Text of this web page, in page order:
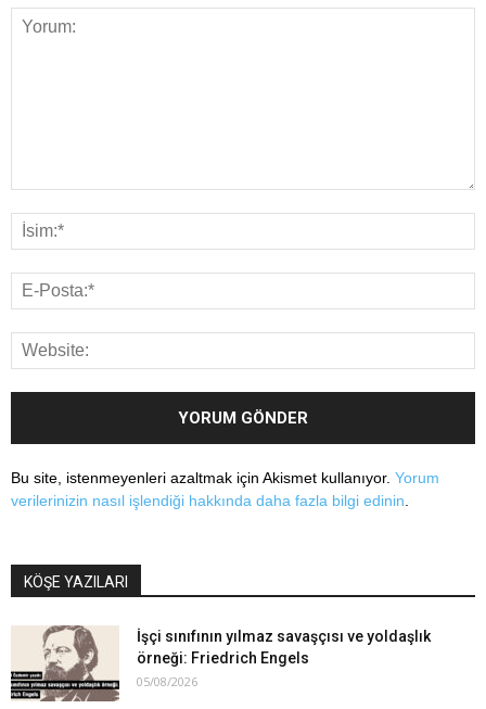
Bu site, istenmeyenleri azaltmak için Akismet kullanıyor. Yorum
verilerinizin nasıl işlendiği hakkında daha fazla bilgi edinin
KÖŞE YAZILARI
İşçi sınıfının yılmaz savaşçısı ve yoldaşlık
örneği: Friedrich Engels
05/08/2026